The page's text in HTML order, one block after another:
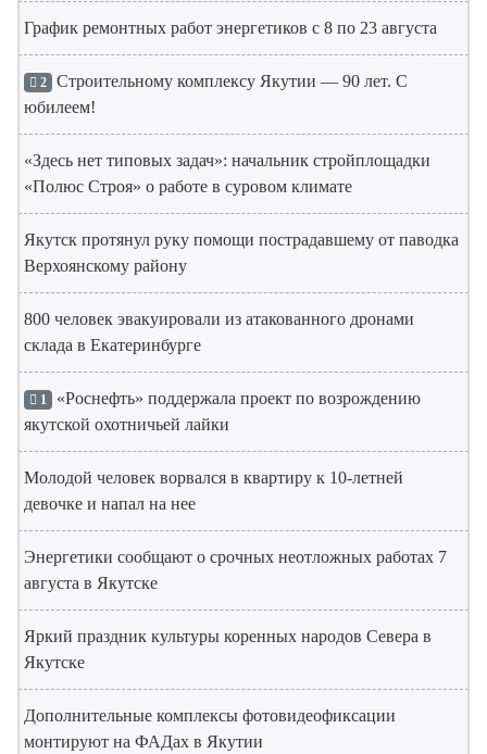
График ремонтных работ энергетиков с 8 по 23 августа
2 Строительному комплексу Якутии — 90 лет. С
юбилеем!
«Здесь нет типовых задач»: начальник стройплощадки
«Полюс Строя» о работе в суровом климате
Якутск протянул руку помощи пострадавшему от паводка
Верхоянскому району
800 человек эвакуировали из атакованного дронами
склада в Екатеринбурге
1 «Роснефть» поддержала проект по возрождению
якутской охотничьей лайки
Молодой человек ворвался в квартиру к 10-летней
девочке и напал на нее
Энергетики сообщают о срочных неотложных работах 7
августа в Якутске
Яркий праздник культуры коренных народов Севера в
Якутске
Дополнительные комплексы фотовидеофиксации
монтируют на ФАДах в Якутии